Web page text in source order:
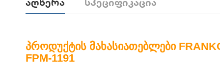
პროდუქტის მახასიათებლები
FPM-1191